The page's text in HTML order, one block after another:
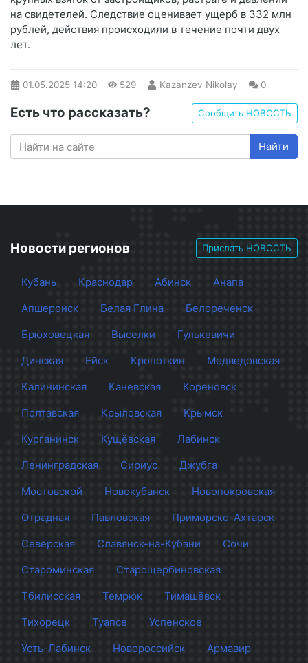
на свидетелей. Следствие оценивает ущерб в 332 млн
рублей, действия происходили в течение почти двух
лет.
01.05.2025 14:20 529 Kazanzev Nikolay 0
Есть что рассказать? Сообщить НОВОСТЬ
Найти
Новости регионов Прислать НОВОСТЬ
Кубань Краснодар Абинск
Анапа
Апшеронск
Белая Глина
Белореченск
Брюховецкая
Выселки
Гулькевичи
Динская
Ейск Кропоткин
Медведовская
Калининская
Каневская
Кореновск
Полтавская
Крыловская
Крымск
Курганинск
Кущёвская
Лабинск
Ленинградская
Сириус
Джубга
Мостовской
Новокубанск
Новопокровская
Отрадная
Павловская
Приморско-Ахтарск
Северская
Славянск-на-Кубани
Сочи
Староминская
Старощербиновская
Тбилисская
Темрюк
Тимашёвск
Тихорецк
Туапсе
Успенское
Усть-Лабинск
Новороссийск Армавир